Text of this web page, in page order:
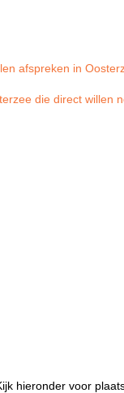
afspreken in
die direct willen
hieronder voor